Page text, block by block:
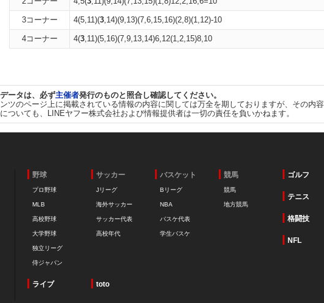
3コーナー 4(5,11)(3,14)(9,13)(7,6,15,16)(2,8)(1,12)-10
4コーナー 4(3,11)(5,16)(7,9,13,14)6,12(1,2,15)8,10
ータは、必ず主催者発行のものと照合し確認してください。
ツのページ上に掲載されている情報の内容に関しては万全を期しておりますが、その内
ついても、LINEヤフー株式会社および情報提供者は一切の責任を負いかねます。
野球
プロ野球
MLB
高校野球
大学野球
独立リーグ
侍ジャパン
サッカー
Jリーグ
海外サッカー
サッカー代表
高校年代
バスケット
Bリーグ
NBA
バスケ代表
学生バスケ
競馬
競馬
地方競馬
ゴルフ
テニス
格闘技
NFL
ライブ toto